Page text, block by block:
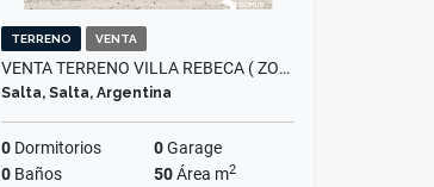
TERRENO VENTA
VENTA TERRENO VILLA REBECA ( ZONA AXION )
Salta, Salta, Argentina
0 Dormitorios 0Garage
0 Baños 50Área m2